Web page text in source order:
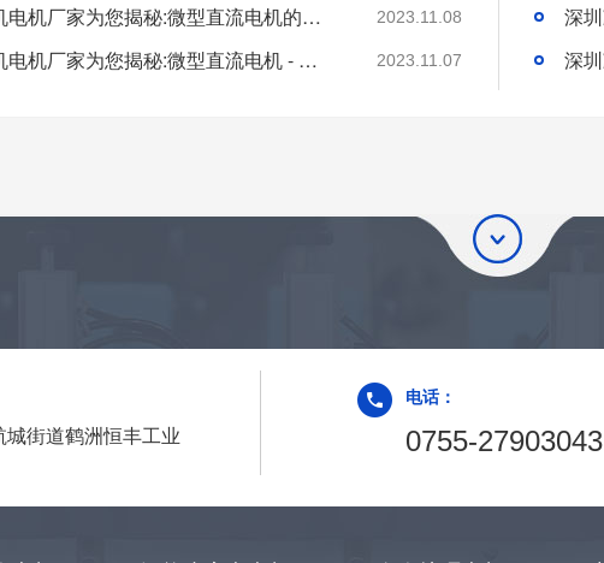
深圳微型直流电机电机厂家为您揭秘:微型直流电机的技术创新与市场应用 2023.11.08
深圳微型直流电机电机厂家为您揭秘:微型直流电机 - 高效能、低噪音 2023.11.07
城街道鹤洲恒丰工业
电话：
0755-27903043